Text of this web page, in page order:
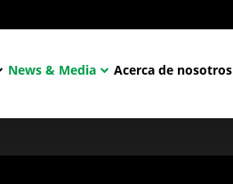
News & Media Acerca de nosotros